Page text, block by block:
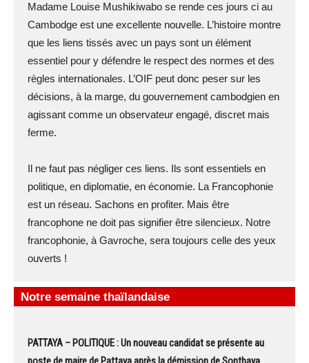
Madame Louise Mushikiwabo se rende ces jours ci au
Cambodge est une excellente nouvelle. L’histoire montre
que les liens tissés avec un pays sont un élément
essentiel pour y défendre le respect des normes et des
règles internationales. L’OIF peut donc peser sur les
décisions, à la marge, du gouvernement cambodgien en
agissant comme un observateur engagé, discret mais
ferme.
Il ne faut pas négliger ces liens. Ils sont essentiels en
politique, en diplomatie, en économie. La Francophonie
est un réseau. Sachons en profiter. Mais être
francophone ne doit pas signifier être silencieux. Notre
francophonie, à Gavroche, sera toujours celle des yeux
ouverts !
Notre semaine thaïlandaise
PATTAYA – POLITIQUE : Un nouveau candidat se présente au